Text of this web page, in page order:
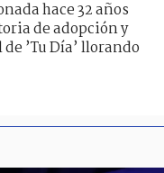
hace 32 años
de adopción y
’Tu Día’ llorando